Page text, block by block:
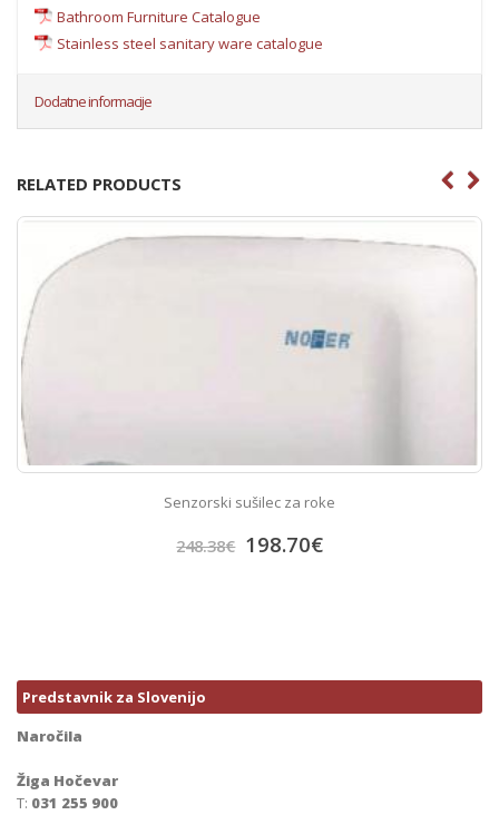
Bathroom Furniture Catalogue
Stainless steel sanitary ware catalogue
Dodatne informacije
RELATED PRODUCTS
Senzorski sušilec za roke
248.38€ 198.70€
Predstavnik za Slovenijo
Naročila
Žiga Hočevar
T: 031 255 900